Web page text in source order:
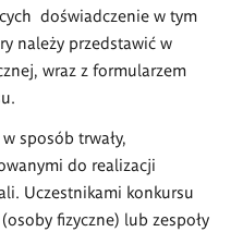
doświadczenie w tym
należy przedstawić w
wraz z formularzem
sposób trwały,
do realizacji
Uczestnikami konkursu
fizyczne) lub zespoły